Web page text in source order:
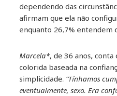
dependendo das
afirmam que ela não
enquanto 26,7% entendem
Marcela*, de 36 anos, conta
colorida baseada na
simplicidade. “Tínhamos
eventualmente, sexo. Era